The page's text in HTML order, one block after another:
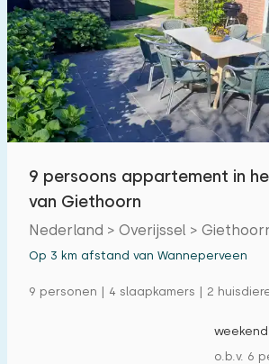
9 persoons appartement in
van Giethoorn
Nederland > Overijssel >
Op 3 km afstand van Wanneperveen
9 personen | 4 slaapkamers | 2
weekend
o.b.v. 6